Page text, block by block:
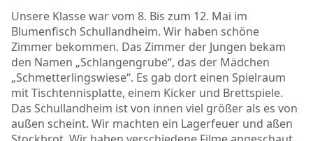
Unsere Klasse war vom 8. Bis zum 12. Mai im
Blumenfisch Schullandheim. Wir haben schöne
Zimmer bekommen. Das Zimmer der Jungen bekam
den Namen „Schlangengrube“, das der Mädchen
„Schmetterlingswiese“. Es gab dort einen Spielraum
mit Tischtennisplatte, einem Kicker und Brettspiele.
Das Schullandheim ist von innen viel größer als es von
außen scheint. Wir machten ein Lagerfeuer und aßen